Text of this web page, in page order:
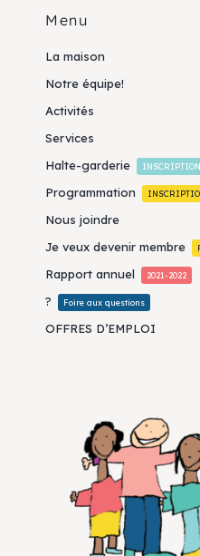
Menu
La maison
Notre équipe!
Activités
Services
Halte-garderie
INSCRIPTION
Programmation
Nous joindre
Je veux devenir membre
Rapport annuel 2021-2022
? Foire aux questions
OFFRES D’EMPLOI